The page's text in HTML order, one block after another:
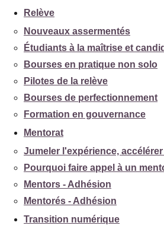
Relève
Nouveaux assermentés
Étudiants à la maîtrise et
Bourses en pratique non solo
Pilotes de la relève
Bourses de perfectionnement
Formation en gouvernance
Mentorat
Jumeler l'expérience,
Pourquoi faire appel à un
Mentors - Adhésion
Mentorés - Adhésion
Transition numérique